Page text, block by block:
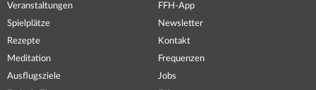
Veranstaltungen
Spielplätze
Rezepte
Meditation
Ausflugsziele
FFH-App
Newsletter
Kontakt
Frequenzen
Jobs